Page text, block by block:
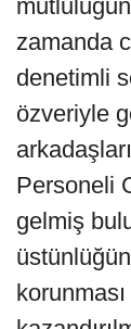
zamanda
denetimli
özveriyle
Personeli
gelmiş